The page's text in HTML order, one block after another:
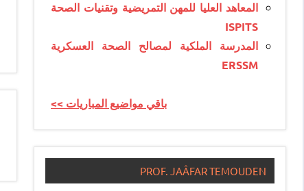
المعاهد العليا للمهن التمريضية وتقنيات الصحة
ISPITS
المدرسة الملكية لمصالح الصحة العسكرية
ERSSM
<< باقي مواضيع المباريات
PROF. JAÂFAR TEMOUDEN